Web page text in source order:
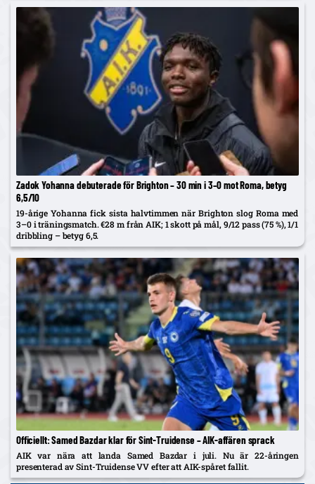
Zadok Yohanna debuterade för Brighton – 30 min i 3–0 mot Roma, betyg
6,5/10
19-årige Yohanna fick sista halvtimmen när Brighton slog Roma med
3–0 i träningsmatch. €28 m från AIK; 1 skott på mål, 9/12 pass (75 %), 1/1
dribbling – betyg 6,5.
Officiellt: Samed Bazdar klar för Sint-Truidense – AIK-affären sprack
AIK var nära att landa Samed Bazdar i juli. Nu är 22-åringen
presenterad av Sint-Truidense VV efter att AIK-spåret fallit.